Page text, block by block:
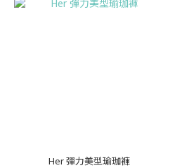
Her 彈力美型瑜珈褲